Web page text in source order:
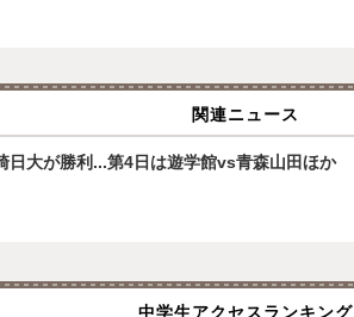
関連ニュース
日大が勝利...第4日は遊学館vs青森山田ほか
中学生アクセスランキング